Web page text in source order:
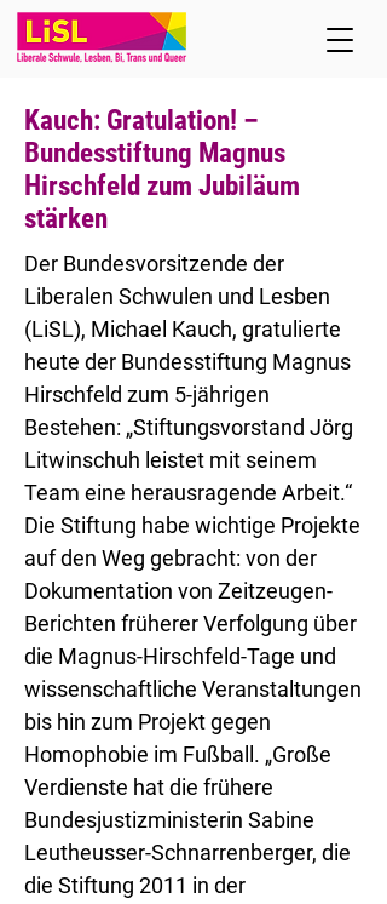
Kauch: Gratulation! –
Bundesstiftung Magnus
Hirschfeld zum Jubiläum
stärken
Der Bundesvorsitzende der
Liberalen Schwulen und Lesben
(LiSL), Michael Kauch, gratulierte
heute der Bundesstiftung Magnus
Hirschfeld zum 5-jährigen
Bestehen: „Stiftungsvorstand Jörg
Litwinschuh leistet mit seinem
Team eine herausragende Arbeit.“
Die Stiftung habe wichtige Projekte
auf den Weg gebracht: von der
Dokumentation von Zeitzeugen-
Berichten früherer Verfolgung über
die Magnus-Hirschfeld-Tage und
wissenschaftliche Veranstaltungen
bis hin zum Projekt gegen
Homophobie im Fußball. „Große
Verdienste hat die frühere
Bundesjustizministerin Sabine
Leutheusser-Schnarrenberger, die
die Stiftung 2011 in der